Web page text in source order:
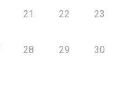
21 22 23
28 29 30